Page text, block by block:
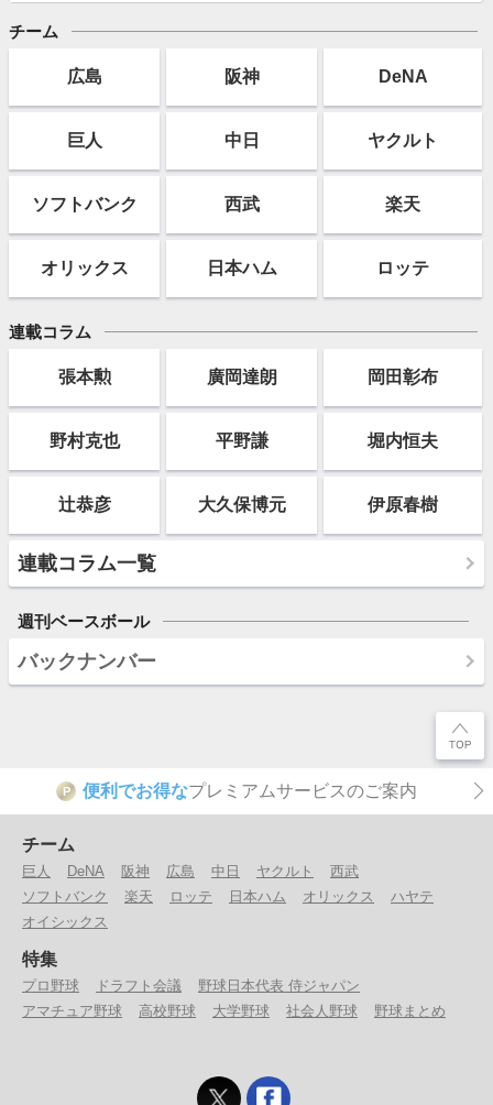
チーム
広島 阪神 DeNA
巨人 中日 ヤクルト
ソフトバンク 西武 楽天
オリックス 日本ハム ロッテ
連載コラム
張本勲 廣岡達朗 岡田彰布
野村克也 平野謙 堀内恒夫
辻恭彦 大久保博元 伊原春樹
連載コラム一覧
週刊ベースボール
バックナンバー
P 便利でお得なプレミアムサービスのご案内
チーム
巨人 DeNA 阪神 広島 中日 ヤクルト
西武
ソフトバンク
楽天 ロッテ 日本ハム オリックス
ハヤテ
オイシックス
特集
プロ野球 ドラフト会議
野球日本代表 侍ジャパン
アマチュア野球
高校野球 大学野球 社会人野球 野球まとめ